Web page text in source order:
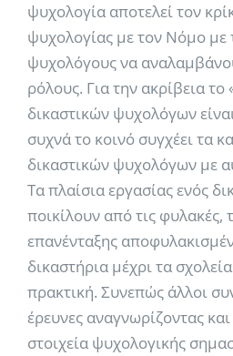
ψυχολογία αποτελεί τον
ψυχολογίας με τον Νόμο με
ψυχολόγους να
ρόλους. Για την ακρίβεια
δικαστικών ψυχολόγων
συχνά το κοινό συγχέει τα
δικαστικών ψυχολόγων με
Τα πλαίσια εργασίας ενός
ποικίλουν από τις φυλακές,
επανένταξης
δικαστήρια μέχρι τα
πρακτική. Συνεπώς άλλοι
έρευνες αναγνωρίζοντας
στοιχεία ψυχολογικής